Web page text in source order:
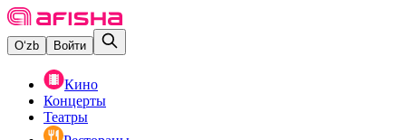
O‘zb Войти
Кино
Концерты
Театры